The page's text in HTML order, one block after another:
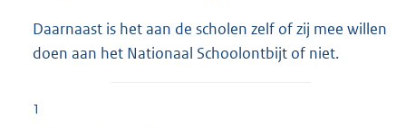
Daarnaast is het aan de scholen zelf of zij mee willen
doen aan het Nationaal Schoolontbijt of niet.
1